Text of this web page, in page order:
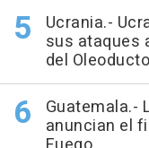
Ucrania.-
sus ataques
del
Guatemala.-
anuncian el